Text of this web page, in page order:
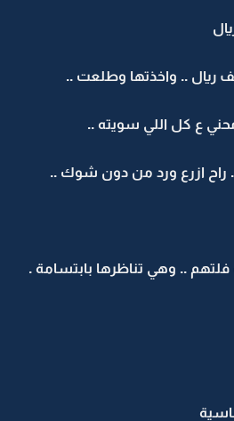
ع كل اللي سويته ..
.. راح ازرع ورد من دون شوك ..
.. وهي تناظرها بابتسامة .